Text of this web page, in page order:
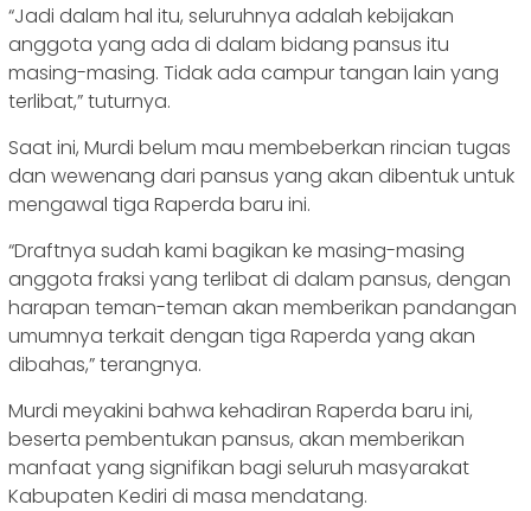
“Jadi dalam hal itu, seluruhnya adalah kebijakan
anggota yang ada di dalam bidang pansus itu
masing-masing. Tidak ada campur tangan lain yang
terlibat,” tuturnya.
Saat ini, Murdi belum mau membeberkan rincian tugas
dan wewenang dari pansus yang akan dibentuk untuk
mengawal tiga Raperda baru ini.
“Draftnya sudah kami bagikan ke masing-masing
anggota fraksi yang terlibat di dalam pansus, dengan
harapan teman-teman akan memberikan pandangan
umumnya terkait dengan tiga Raperda yang akan
dibahas,” terangnya.
Murdi meyakini bahwa kehadiran Raperda baru ini,
beserta pembentukan pansus, akan memberikan
manfaat yang signifikan bagi seluruh masyarakat
Kabupaten Kediri di masa mendatang.